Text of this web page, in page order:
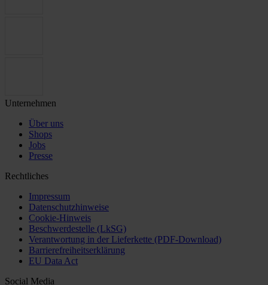
Unternehmen
Über uns
Shops
Jobs
Presse
Rechtliches
Impressum
Datenschutzhinweise
Cookie-Hinweis
Beschwerdestelle (LkSG)
Verantwortung in der Lieferkette (PDF-Download)
Barrierefreiheitserklärung
EU Data Act
Social Media